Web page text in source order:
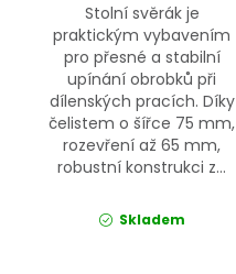
Stolní svěrák je
praktickým vybavením
pro přesné a stabilní
upínání obrobků při
dílenských pracích. Díky
čelistem o šířce 75 mm,
rozevření až 65 mm,
robustní konstrukci z...
Skladem